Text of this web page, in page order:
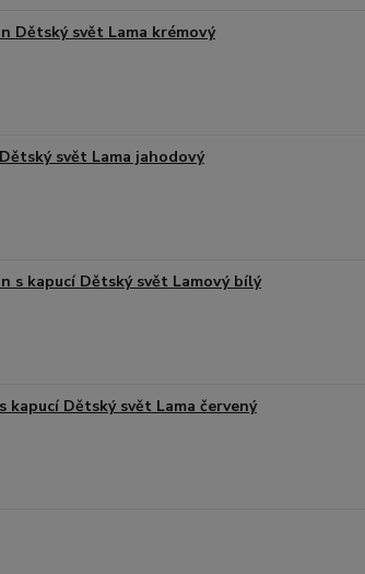
Dětský svět Lama krémový
svět Lama jahodový
s kapucí Dětský svět Lamový bílý
kapucí Dětský svět Lama červený